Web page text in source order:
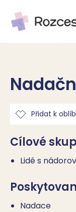
Přidat k
Cílové
Lidé s
Nadace